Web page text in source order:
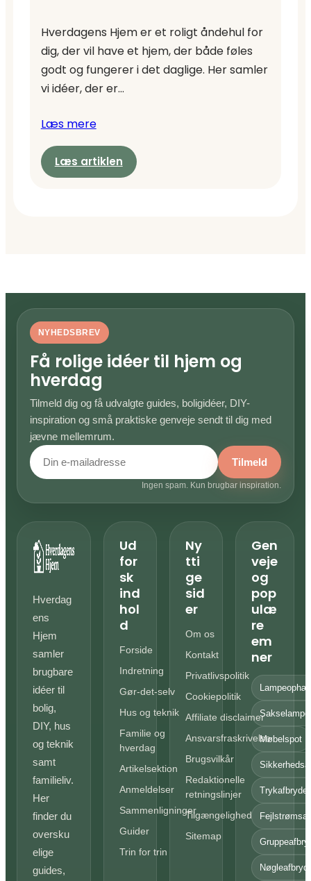
Hverdagens Hjem er et roligt åndehul for
dig, der vil have et hjem, der både føles
godt og fungerer i det daglige. Her samler
vi idéer, der er…
Læs mere
Læs artiklen:
Om
NYHEDSBREV
Få rolige idéer til hjem og
hverdag
Tilmeld dig og få udvalgte guides, boligidéer, DIY-
inspiration og små praktiske genveje sendt til dig med
jævne mellemrum.
Tilmeld
Ingen spam. Kun brugbar inspiration.
Hverdag
ens
Hjem
samler
brugbare
idéer til
bolig,
DIY, hus
og teknik
samt
familieliv.
Her
finder du
oversku
elige
guides,
Ud
for
sk
ind
hol
d
Forside
Indretning
Gør-det-selv
Hus og teknik
Familie og
hverdag
Artikelsektion
Anmeldelser
Sammenligninger
Guider
Trin for trin
Ny
tti
ge
sid
er
Om os
Kontakt
Privatlivspolitik
Cookiepolitik
Affiliate disclaimer
Ansvarsfraskrivelse
Brugsvilkår
Redaktionelle
retningslinjer
Tilgængelighed
Sitemap
Gen
veje
og
pop
ulæ
re
em
ner
Sakselampe
Møbelspot
Trykafbryder